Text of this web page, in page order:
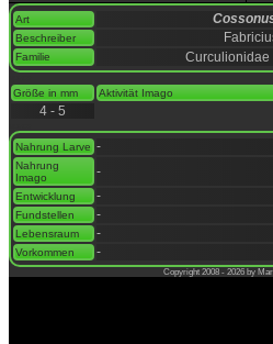
Art
Beschreiber
Familie Curculionidae
Größe in mm Aktivität Imago
4 - 5
Nahrung Larve -
Nahrung
Imago
-
Entwicklung -
Fundstellen -
Lebensraum -
Vorkommen -
Copyright 2008 - 2026 by